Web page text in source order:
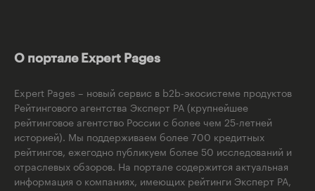
О портале Expert Pages
Expert Pages – новый сервис в b2b-экосистеме продуктов
Рейтингового агентства Эксперт РА (крупнейшее
рейтинговое агентство России с более чем 25-летней
историей). Мы поддерживаем более 700 кредитных
рейтингов, ежегодно публикуем более 50 исследований и
отраслевых обзоров. На портале содержится актуальная
информация о компаниях, имеющих рейтинги Эксперт РА,